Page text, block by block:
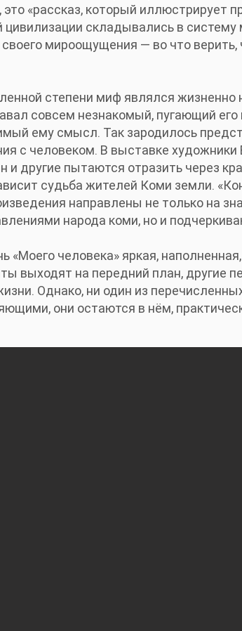
«рассказ, который иллюстрирует
складывались в систему
мироощущения — во что верить,
степени миф являлся
совсем незнакомый, пугающий
ему смысл. Так зародилось
с человеком. В выставке
и другие пытаются отразить через
судьба жителей Коми земли.
направлены не только на
народа коми, но и
«Моего человека» яркая,
выходят на передний план, другие
Однако, ни один из
они остаются в нём,